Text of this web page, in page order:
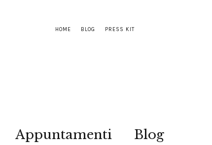
HOME BLOG PRESS KIT
Appuntamenti Blog